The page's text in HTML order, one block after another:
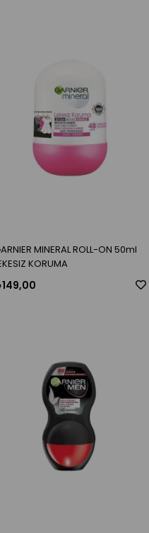
MINERAL ROLL-ON 50ml
KORUMA